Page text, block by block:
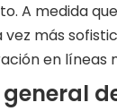
A medida
vez más
en líneas